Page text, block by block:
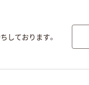
しております。